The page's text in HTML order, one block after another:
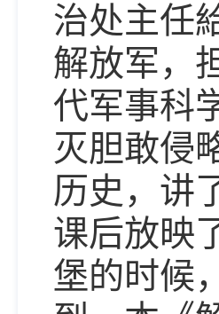
治处主任
解放军，
代军事科
灭胆敢侵
历史，讲
课后放映
堡的时候